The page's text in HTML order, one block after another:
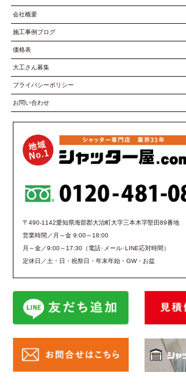
会社概要
施工事例ブログ
価格表
大工さん募集
プライバシーポリシー
お問い合わせ
〒490-1142愛知県海部郡大治町大字三本木字堅田89番地
営業時間／月～金 9:00～18:00
月～金／9:00～17:30（電話･メール･LINE応対時間）
定休日／土・日・祝祭日・年末年始・GW・お盆